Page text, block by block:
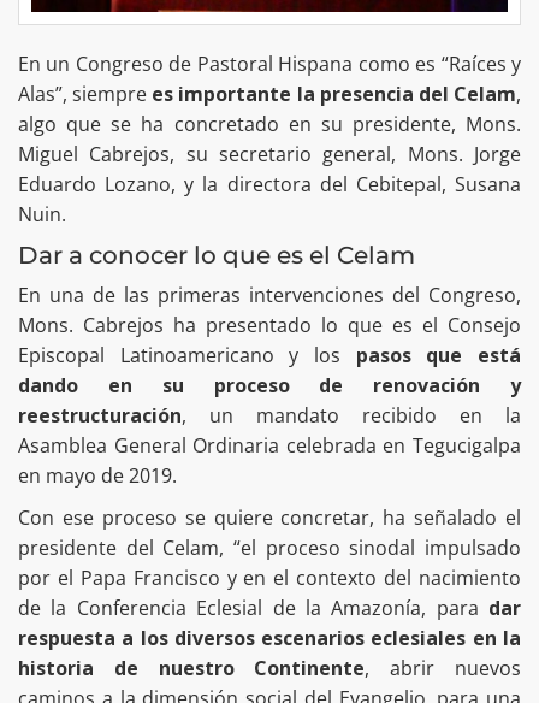
En un Congreso de Pastoral Hispana como es “Raíces y
Alas”, siempre es importante la presencia del Celam,
algo que se ha concretado en su presidente, Mons.
Miguel Cabrejos, su secretario general, Mons. Jorge
Eduardo Lozano, y la directora del Cebitepal, Susana
Nuin.
Dar a conocer lo que es el Celam
En una de las primeras intervenciones del Congreso,
Mons. Cabrejos ha presentado lo que es el Consejo
Episcopal Latinoamericano y los pasos que está
dando en su proceso de renovación y
reestructuración, un mandato recibido en la
Asamblea General Ordinaria celebrada en Tegucigalpa
en mayo de 2019.
Con ese proceso se quiere concretar, ha señalado el
presidente del Celam, “el proceso sinodal impulsado
por el Papa Francisco y en el contexto del nacimiento
de la Conferencia Eclesial de la Amazonía, para dar
respuesta a los diversos escenarios eclesiales en la
historia de nuestro Continente, abrir nuevos